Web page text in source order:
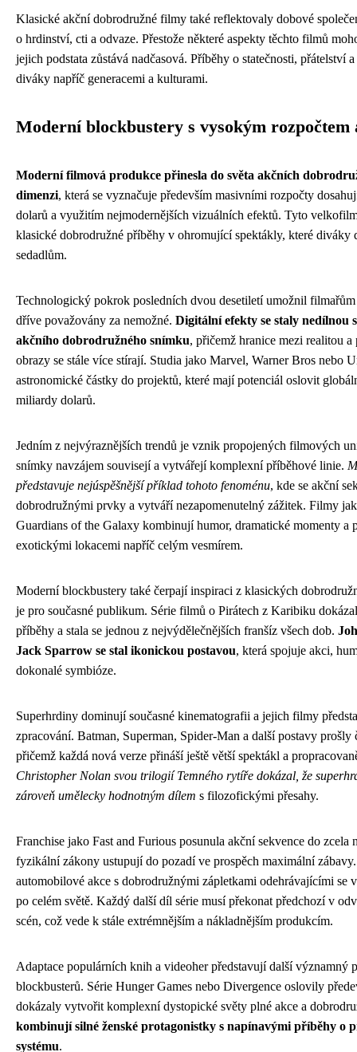
Klasické akční dobrodružné filmy také reflektovaly dobové
o hrdinství, cti a odvaze. Přestože některé aspekty těchto filmů
jejich podstata zůstává nadčasová. Příběhy o statečnosti, přátelství
diváky napříč generacemi a kulturami.
Moderní blockbustery s vysokým rozpočtem
Moderní filmová produkce přinesla do světa akčních
dimenzi, která se vyznačuje především masivními rozpočty
dolarů a využitím nejmodernějších vizuálních efektů. Tyto
klasické dobrodružné příběhy v ohromující spektákly, které diváky
sedadlům.
Technologický pokrok posledních dvou desetiletí umožnil
dříve považovány za nemožné. Digitální efekty se staly nedílnou
akčního dobrodružného snímku, přičemž hranice mezi realitou
obrazy se stále více stírají. Studia jako Marvel, Warner Bros nebo
astronomické částky do projektů, které mají potenciál oslovit
miliardy dolarů.
Jedním z nejvýraznějších trendů je vznik propojených filmových
snímky navzájem souvisejí a vytvářejí komplexní příběhové linie.
představuje nejúspěšnější příklad tohoto fenoménu, kde se akční
dobrodružnými prvky a vytváří nezapomenutelný zážitek. Filmy
Guardians of the Galaxy kombinují humor, dramatické momenty a
exotickými lokacemi napříč celým vesmírem.
Moderní blockbustery také čerpají inspiraci z klasických
je pro současné publikum. Série filmů o Pirátech z Karibiku
příběhy a stala se jednou z nejvýdělečnějších franšíz všech dob.
Jack Sparrow se stal ikonickou postavou, která spojuje akci,
dokonalé symbióze.
Superhrdiny dominují současné kinematografii a jejich filmy
zpracování. Batman, Superman, Spider-Man a další postavy prošly
přičemž každá nová verze přináší ještě větší spektákl a
Christopher Nolan svou trilogií Temného rytíře dokázal, že
zároveň umělecky hodnotným dílem s filozofickými přesahy.
Franchise jako Fast and Furious posunula akční sekvence do zcela
fyzikální zákony ustupují do pozadí ve prospěch maximální
automobilové akce s dobrodružnými zápletkami odehrávajícími se
po celém světě. Každý další díl série musí překonat předchozí v
scén, což vede k stále extrémnějším a nákladnějším produkcím.
Adaptace populárních knih a videoher představují další významný
blockbusterů. Série Hunger Games nebo Divergence oslovily
dokázaly vytvořit komplexní dystopické světy plné akce a
kombinují silné ženské protagonistky s napínavými příběhy o
systému.